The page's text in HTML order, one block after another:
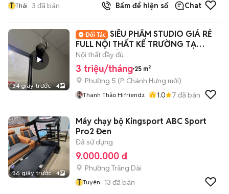
T Thái 3 đã bán Bấm để hiện số Chat
34 giây trước 4
SIÊU PHẨM STUDIO GIÁ RẺ
FULL NỘI THẤT KẾ TRƯỜNG TẠ
QUANG BỬU
Nội thất đầy đủ
3 triệu/tháng 25 m²
Phường 5 (P. Chánh Hưng mới)
Thanh Thảo Hifriendz 1.0 7 đã bán
36 giây trước 4
Máy chạy bộ Kingsport ABC Sport
Pro2 Đen
Đã sử dụng
9.000.000 đ
Phường Trảng Dài
T Tuyên 13 đã bán